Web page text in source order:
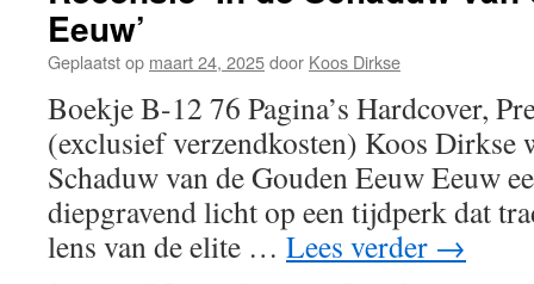
Eeuw’
Geplaatst op maart 24, 2025door Koos Dirkse
Boekje B-12 76 Pagina’s Hardcover,
(exclusief verzendkosten) Koos Dirkse
Schaduw van de Gouden Eeuw Eeuw
diepgravend licht op een tijdperk dat
lens van de elite … Lees verder →